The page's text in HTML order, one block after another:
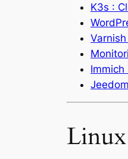
K3s :
Immich
Linux